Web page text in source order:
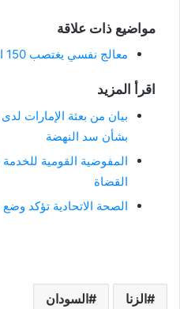
مواضيع ذات علاقة
معالج نفسي يغتصب 150 امراة بينهم حوامل
اقرأ المزيد
بيان من بعثة الإمارات
بشأن سد النهضة
المفوضية القومية
القضاة
الصحة الاتحادية تؤكد
الزنا السودان